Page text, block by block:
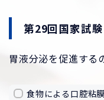
第29回国家試
胃液分泌を促進する
食物による口腔粘